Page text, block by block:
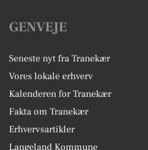
GENVEJE
Seneste nyt fra Tranekær
Vores lokale erhverv
Kalenderen for Tranekær
Fakta om Tranekær
Erhvervsartikler
Langeland Kommune